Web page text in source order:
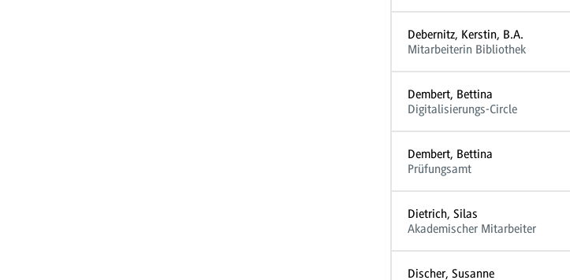
Debernitz, Kerstin, B.A.
Mitarbeiterin Bibliothek
Dembert, Bettina
Digitalisierungs-Circle
Dembert, Bettina
Prüfungsamt
Dietrich, Silas
Akademischer Mitarbeiter
Discher, Susanne